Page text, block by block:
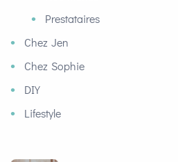
Prestataires
Chez Jen
Chez Sophie
DIY
Lifestyle